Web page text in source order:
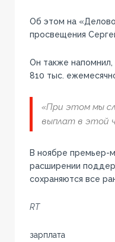
Об этом на
просвещения
Он также напомнил,
810 тыс.
«При этом мы
выплат в этой
В ноябре премьер-
расширении
сохраняются все
RT
зарплата